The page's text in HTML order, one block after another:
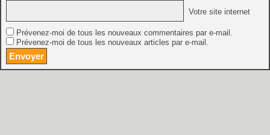
Votre site internet
Prévenez-moi de tous les nouveaux commentaires par e-mail.
Prévenez-moi de tous les nouveaux articles par e-mail.